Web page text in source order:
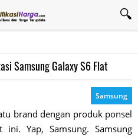
Samsung Galaxy S6 Flat
Samsung
brand dengan produk ponsel
Yap, Samsung. Samsung